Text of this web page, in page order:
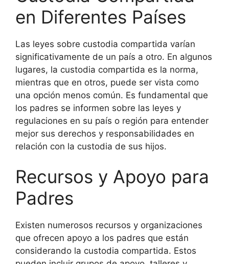
en Diferentes Países
Las leyes sobre custodia compartida varían
significativamente de un país a otro. En algunos
lugares, la custodia compartida es la norma,
mientras que en otros, puede ser vista como
una opción menos común. Es fundamental que
los padres se informen sobre las leyes y
regulaciones en su país o región para entender
mejor sus derechos y responsabilidades en
relación con la custodia de sus hijos.
Recursos y Apoyo para
Padres
Existen numerosos recursos y organizaciones
que ofrecen apoyo a los padres que están
considerando la custodia compartida. Estos